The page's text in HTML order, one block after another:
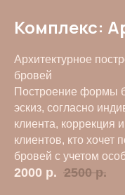
Комплекс:
Архитектурное
бровей
Построение формы
эскиз, согласно
клиента, коррекция
клиентов, кто
бровей с учетом
2000 р. 2500 р.